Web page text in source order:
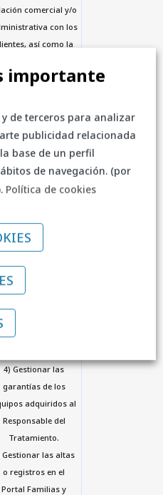
comercial y/o
con los
así como la
de los bienes o
por los clientes.
2) Gestionar la
relación comercial
ofertas.
3) Mantener y/o
del equipo
del cliente
remoto o en el
del Responsable
4) Gestionar las
garantías de los
adquiridos al
Responsable del
Tratamiento.
Gestionar las altas
o registros en el
Portal Familias y
importante
de terceros para analizar
publicidad relacionada
base de un perfil
de navegación. (por
Política de cookies